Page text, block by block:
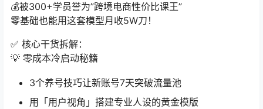
💰被300+学员誉为”跨境电商性价比课王”
零基础也能用这套模型月收5W刀！
✅ 核心干货拆解：
💡 零成本冷启动秘籍
3个养号技巧让新账号7天突破流量池
用「用户视角」搭建专业人设的黄金模版